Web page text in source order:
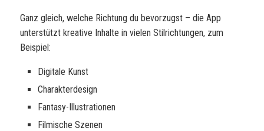
Ganz gleich, welche Richtung du bevorzugst – die App
unterstützt kreative Inhalte in vielen Stilrichtungen, zum
Beispiel:
Digitale Kunst
Charakterdesign
Fantasy-Illustrationen
Filmische Szenen